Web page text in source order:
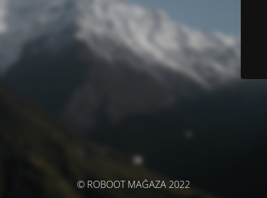
© ROBOOT MAĞAZA 2022